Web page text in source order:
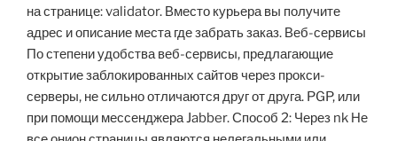
на странице: validator. Вместо курьера вы получите
адрес и описание места где забрать заказ. Веб-сервисы
По степени удобства веб-сервисы, предлагающие
открытие заблокированных сайтов через прокси-
серверы, не сильно отличаются друг от друга. PGP, или
при помощи мессенджера Jabber. Способ 2: Через nk Не